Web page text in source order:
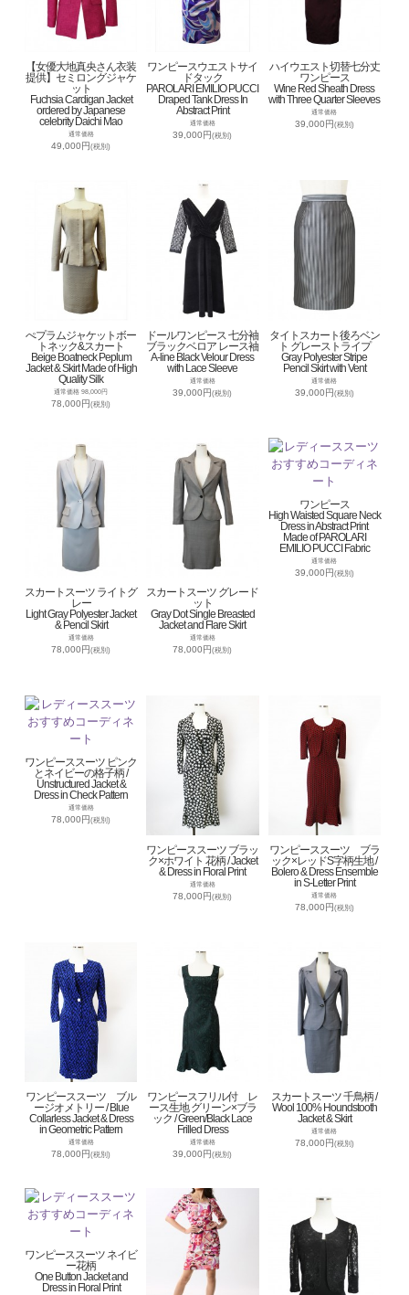
【女優大地真央さん衣装
提供】セミロングジャケ
ット
Fuchsia Cardigan Jacket
ordered by Japanese
celebrity Daichi Mao
通常価格
49,000円(税別)
ワンピースウエストサイ
ドタック
PAROLARI EMILIO PUCCI
Draped Tank Dress In
Abstract Print
通常価格
39,000円(税別)
ハイウエスト切替七分丈
ワンピース
Wine Red Sheath Dress
with Three Quarter Sleeves
通常価格
39,000円(税別)
ぺプラムジャケットボー
トネック&スカート
Beige Boatneck Peplum
Jacket & Skirt Made of High
Quality Silk
通常価格 98,000円
78,000円(税別)
ドールワンピース 七分袖
ブラックベロア レース袖
A-line Black Velour Dress
with Lace Sleeve
通常価格
39,000円(税別)
タイトスカート後ろベン
ト グレーストライプ
Gray Polyester Stripe
Pencil Skirt with Vent
通常価格
39,000円(税別)
スカートスーツ ライトグ
レー
Light Gray Polyester Jacket
& Pencil Skirt
通常価格
78,000円(税別)
スカートスーツ グレード
ット
Gray Dot Single Breasted
Jacket and Flare Skirt
通常価格
78,000円(税別)
ワンピース
High Waisted Square Neck
Dress in Abstract Print
Made of PAROLARI
EMILIO PUCCI Fabric
通常価格
39,000円(税別)
ワンピーススーツ ピンク
とネイビーの格子柄 /
Unstructured Jacket &
Dress in Check Pattern
通常価格
78,000円(税別)
ワンピーススーツ ブラッ
ク×ホワイト 花柄 / Jacket
& Dress in Floral Print
通常価格
78,000円(税別)
ワンピーススーツ ブラ
ック×レッドS字柄生地 /
Bolero & Dress Ensemble
in S-Letter Print
通常価格
78,000円(税別)
ワンピーススーツ ブル
ージオメトリー / Blue
Collarless Jacket & Dress
in Geometric Pattern
通常価格
78,000円(税別)
ワンピースフリル付 レ
ース生地 グリーン×ブラ
ック / Green/Black Lace
Frilled Dress
通常価格
39,000円(税別)
スカートスーツ 千鳥柄 /
Wool 100% Houndstooth
Jacket & Skirt
通常価格
78,000円(税別)
ワンピーススーツ ネイビ
ー花柄
One Button Jacket and
Dress in Floral Print